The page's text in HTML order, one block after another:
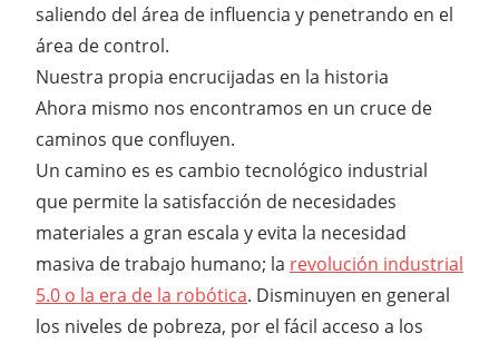
saliendo del área de influencia y penetrando en el
área de control.
Nuestra propia encrucijadas en la historia
Ahora mismo nos encontramos en un cruce de
caminos que confluyen.
Un camino es es cambio tecnológico industrial
que permite la satisfacción de necesidades
materiales a gran escala y evita la necesidad
masiva de trabajo humano; la revolución industrial
5.0 o la era de la robótica. Disminuyen en general
los niveles de pobreza, por el fácil acceso a los